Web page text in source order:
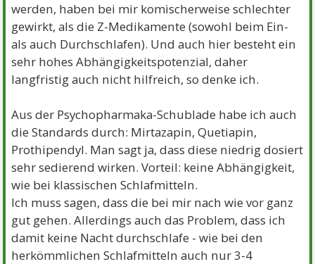
werden, haben bei mir komischerweise schlechter
gewirkt, als die Z-Medikamente (sowohl beim Ein-
als auch Durchschlafen). Und auch hier besteht ein
sehr hohes Abhängigkeitspotenzial, daher
langfristig auch nicht hilfreich, so denke ich.
Aus der Psychopharmaka-Schublade habe ich auch
die Standards durch: Mirtazapin, Quetiapin,
Prothipendyl. Man sagt ja, dass diese niedrig dosiert
sehr sedierend wirken. Vorteil: keine Abhängigkeit,
wie bei klassischen Schlafmitteln.
Ich muss sagen, dass die bei mir nach wie vor ganz
gut gehen. Allerdings auch das Problem, dass ich
damit keine Nacht durchschlafe - wie bei den
herkömmlichen Schlafmitteln auch nur 3-4